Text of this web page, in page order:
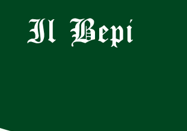
Il Bepi